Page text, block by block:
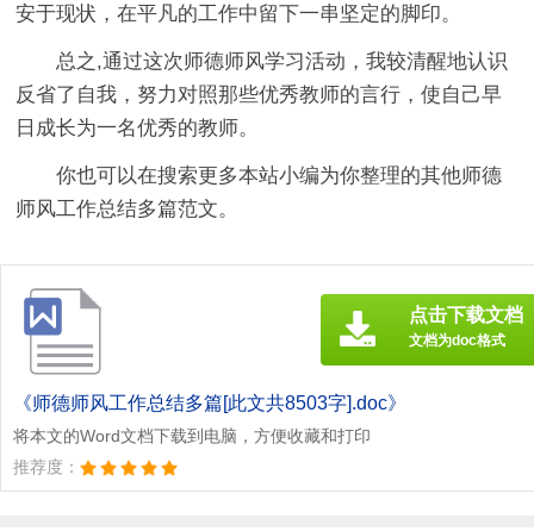
安于现状，在平凡的工作中留下一串坚定的脚印。
总之,通过这次师德师风学习活动，我较清醒地认识
反省了自我，努力对照那些优秀教师的言行，使自己早
日成长为一名优秀的教师。
你也可以在搜索更多本站小编为你整理的其他师德
师风工作总结多篇范文。
《师德师风工作总结多篇[此文共8503字].doc》
将本文的Word文档下载到电脑，方便收藏和打印
推荐度：
点击下载文档
文档为doc格式